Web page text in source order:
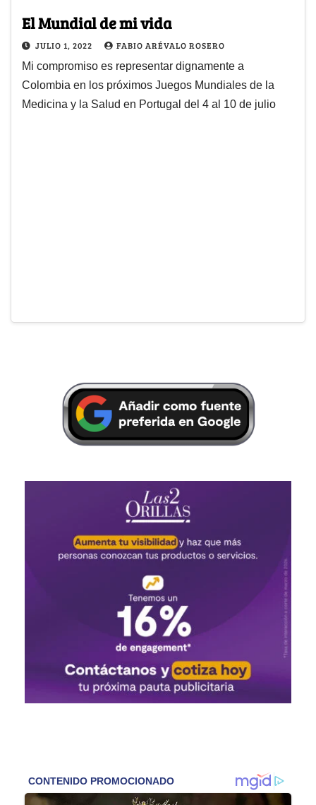
El Mundial de mi vida
JULIO 1, 2022 FABIO ARÉVALO ROSERO
Mi compromiso es representar dignamente a
Colombia en los próximos Juegos Mundiales de la
Medicina y la Salud en Portugal del 4 al 10 de julio